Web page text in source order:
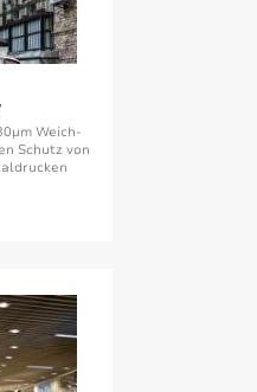
Weich-
Schutz von